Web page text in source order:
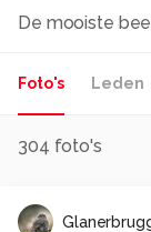
De mooiste
Foto's Leden
304 foto's